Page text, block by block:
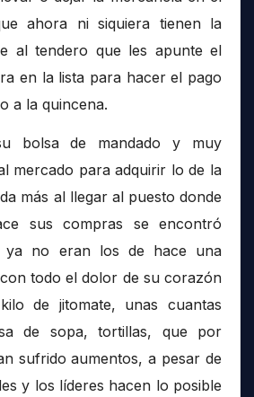
ahora ni siquiera tienen la
al tendero que les apunte el
en la lista para hacer el pago
a la quincena.
bolsa de mandado y muy
mercado para adquirir lo de la
más al llegar al puesto donde
sus compras se encontró
ya no eran los de hace una
todo el dolor de su corazón
de jitomate, unas cuantas
de sopa, tortillas, que por
sufrido aumentos, a pesar de
y los líderes hacen lo posible